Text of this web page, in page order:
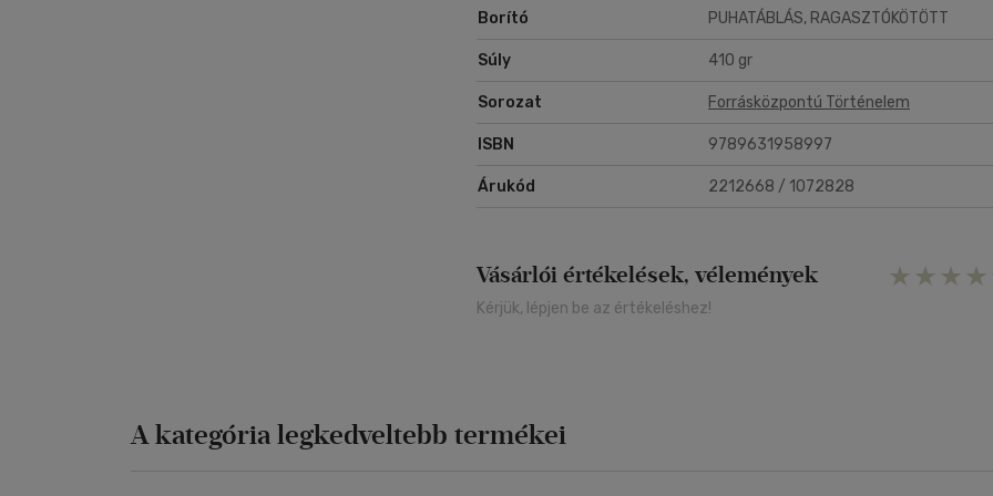
Borító PUHATÁBLÁS, RAGASZTÓKÖTÖTT
Súly 410 gr
Sorozat Forrásközpontú Történelem
ISBN 9789631958997
Árukód 2212668 / 1072828
Vásárlói értékelések, vélemények
Kérjük, lépjen be az értékeléshez!
A kategória legkedveltebb termékei